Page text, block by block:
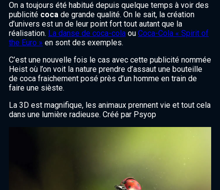
On a toujours été habitué depuis quelque temps à voir des
publicité coca de grande qualité. On le sait, la création
d’univers est un de leur point fort tout autant que la
réalisation. La danse de coca-cola ou Coca-Cola « Spirit of
the Euro » en sont des exemples.
C’est une nouvelle fois le cas avec cette publicité nommée
Heist où l’on voit la nature prendre d’assaut une bouteille
de coca fraichement posé près d’un homme en train de
faire une sièste.
La 3D est magnifique, les animaux prennent vie et tout cela
dans une lumière radieuse. Créé par Psyop